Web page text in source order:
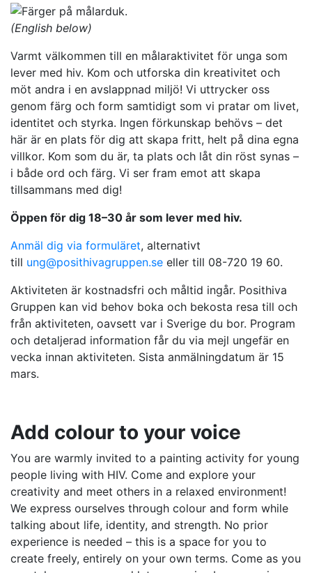
(English below)
Varmt välkommen till en målaraktivitet för unga som
lever med hiv. Kom och utforska din kreativitet och
möt andra i en avslappnad miljö! Vi uttrycker oss
genom färg och form samtidigt som vi pratar om livet,
identitet och styrka. Ingen förkunskap behövs – det
här är en plats för dig att skapa fritt, helt på dina egna
villkor. Kom som du är, ta plats och låt din röst synas –
i både ord och färg. Vi ser fram emot att skapa
tillsammans med dig!
Öppen för dig 18–30 år som lever med hiv.
Anmäl dig via formuläret, alternativt
till ung@posithivagruppen.se eller till 08-720 19 60.
Aktiviteten är kostnadsfri och måltid ingår. Posithiva
Gruppen kan vid behov boka och bekosta resa till och
från aktiviteten, oavsett var i Sverige du bor. Program
och detaljerad information får du via mejl ungefär en
vecka innan aktiviteten. Sista anmälningdatum är 15
mars.
Add colour to your voice
You are warmly invited to a painting activity for young
people living with HIV. Come and explore your
creativity and meet others in a relaxed environment!
We express ourselves through colour and form while
talking about life, identity, and strength. No prior
experience is needed – this is a space for you to
create freely, entirely on your own terms. Come as you